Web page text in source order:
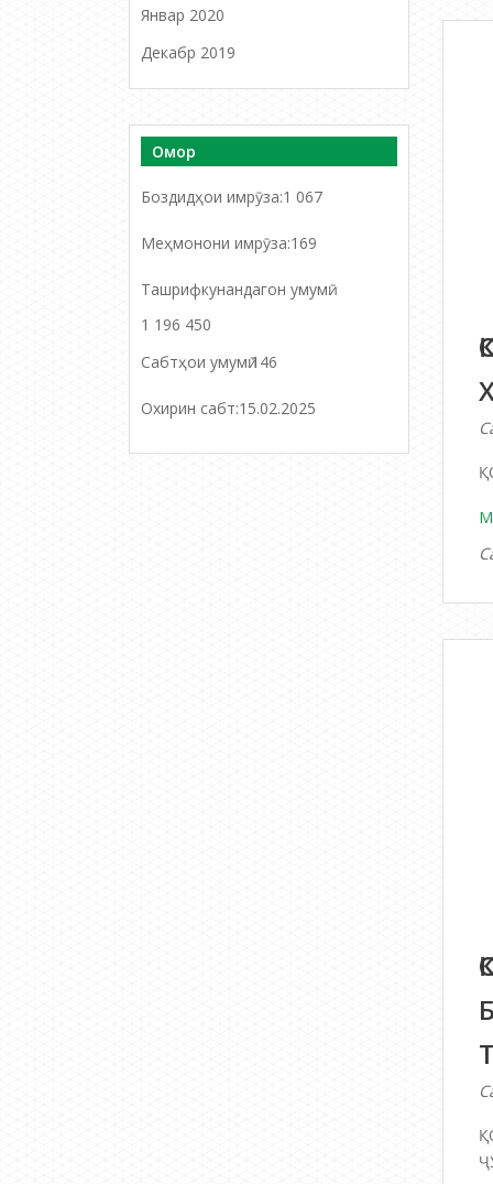
Январ 2020
Декабр 2019
Омор
Боздидҳои имрӯза:1 067
Меҳмонони имрӯза:169
Ташрифкунандагон умумӣ:
1 196 450
Сабтҳои умумӣ:146
Охирин сабт:15.02.2025